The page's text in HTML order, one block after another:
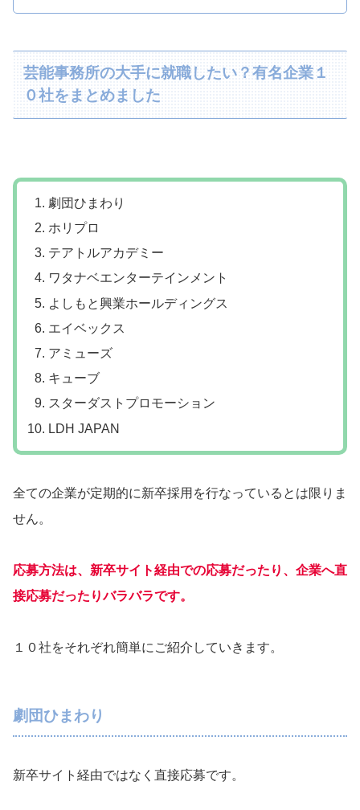
芸能事務所の大手に就職したい？有名企業１
０社をまとめました
劇団ひまわり
ホリプロ
テアトルアカデミー
ワタナベエンターテインメント
よしもと興業ホールディングス
エイベックス
アミューズ
キューブ
スターダストプロモーション
LDH JAPAN
全ての企業が定期的に新卒採用を行なっているとは限りま
せん。
応募方法は、新卒サイト経由での応募だったり、企業へ直
接応募だったりバラバラです。
１０社をそれぞれ簡単にご紹介していきます。
劇団ひまわり
新卒サイト経由ではなく直接応募です。